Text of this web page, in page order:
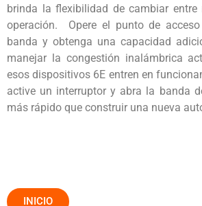
brinda la flexibilidad de cambiar
operación. Opere el punto de
banda y obtenga una capacidad
manejar la congestión inalámbrica
esos dispositivos 6E entren en
active un interruptor y abra la banda
más rápido que construir una nueva
INICIO